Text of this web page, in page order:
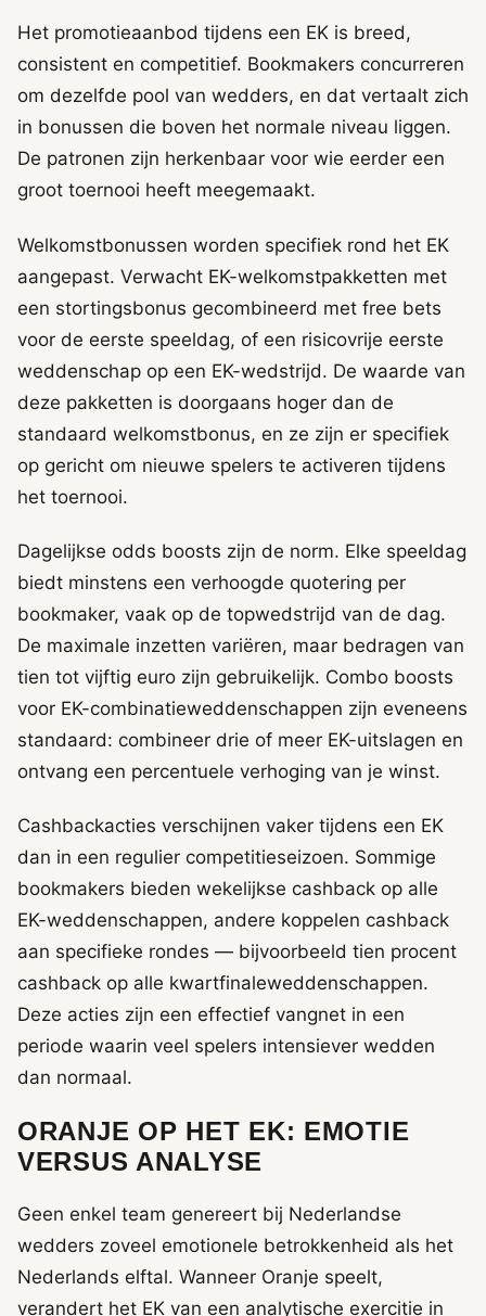
Het promotieaanbod tijdens een EK is breed,
consistent en competitief. Bookmakers concurreren
om dezelfde pool van wedders, en dat vertaalt zich
in bonussen die boven het normale niveau liggen.
De patronen zijn herkenbaar voor wie eerder een
groot toernooi heeft meegemaakt.
Welkomstbonussen worden specifiek rond het EK
aangepast. Verwacht EK-welkomstpakketten met
een stortingsbonus gecombineerd met free bets
voor de eerste speeldag, of een risicovrije eerste
weddenschap op een EK-wedstrijd. De waarde van
deze pakketten is doorgaans hoger dan de
standaard welkomstbonus, en ze zijn er specifiek
op gericht om nieuwe spelers te activeren tijdens
het toernooi.
Dagelijkse odds boosts zijn de norm. Elke speeldag
biedt minstens een verhoogde quotering per
bookmaker, vaak op de topwedstrijd van de dag.
De maximale inzetten variëren, maar bedragen van
tien tot vijftig euro zijn gebruikelijk. Combo boosts
voor EK-combinatieweddenschappen zijn eveneens
standaard: combineer drie of meer EK-uitslagen en
ontvang een percentuele verhoging van je winst.
Cashbackacties verschijnen vaker tijdens een EK
dan in een regulier competitieseizoen. Sommige
bookmakers bieden wekelijkse cashback op alle
EK-weddenschappen, andere koppelen cashback
aan specifieke rondes — bijvoorbeeld tien procent
cashback op alle kwartfinaleweddenschappen.
Deze acties zijn een effectief vangnet in een
periode waarin veel spelers intensiever wedden
dan normaal.
ORANJE OP HET EK: EMOTIE
VERSUS ANALYSE
Geen enkel team genereert bij Nederlandse
wedders zoveel emotionele betrokkenheid als het
Nederlands elftal. Wanneer Oranje speelt,
verandert het EK van een analytische exercitie in